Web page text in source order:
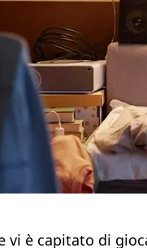
vi è capitato di